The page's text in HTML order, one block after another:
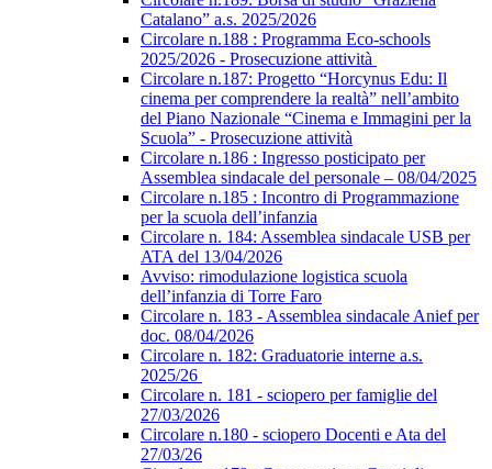
Catalano” a.s. 2025/2026
Circolare n.188 : Programma Eco-schools
2025/2026 - Prosecuzione attività
Circolare n.187: Progetto “Horcynus Edu: Il
cinema per comprendere la realtà” nell’ambito
del Piano Nazionale “Cinema e Immagini per la
Scuola” - Prosecuzione attività
Circolare n.186 : Ingresso posticipato per
Assemblea sindacale del personale – 08/04/2025
Circolare n.185 : Incontro di Programmazione
per la scuola dell’infanzia
Circolare n. 184: Assemblea sindacale USB per
ATA del 13/04/2026
Avviso: rimodulazione logistica scuola
dell’infanzia di Torre Faro
Circolare n. 183 - Assemblea sindacale Anief per
doc. 08/04/2026
Circolare n. 182: Graduatorie interne a.s.
2025/26
Circolare n. 181 - sciopero per famiglie del
27/03/2026
Circolare n.180 - sciopero Docenti e Ata del
27/03/26